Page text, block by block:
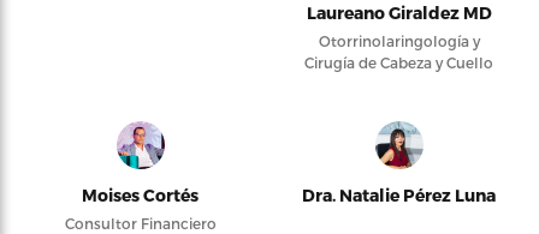
Laureano Giraldez MD
Otorrinolaringología y
Cirugía de Cabeza y Cuello
Moises Cortés
Consultor Financiero
Dra. Natalie Pérez Luna